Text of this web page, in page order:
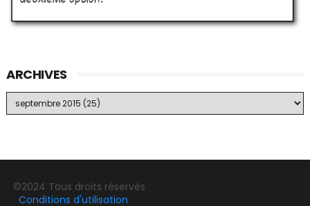
ARCHIVES
©2024 Tous droits réservés
Conditions d'utilisation